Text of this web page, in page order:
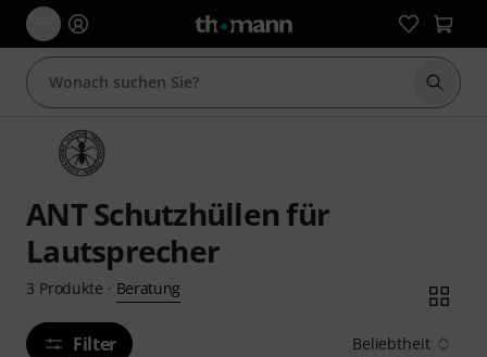
Suche
ANT Schutzhüllen für
Lautsprecher
3 Produkte · Beratung
Filter Beliebtheit